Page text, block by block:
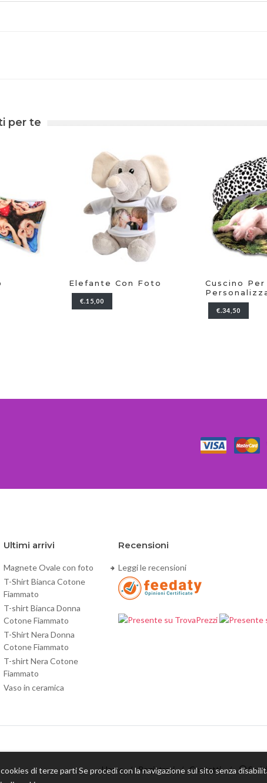
per te
Cuscino Per Cani
Personalizzato 100x70
€.34,50
Cappellino
€.9,20
Ultimi arrivi
Magnete Ovale con foto
T-Shirt Bianca Cotone
Fiammato
T-shirt Bianca Donna
Cotone Fiammato
T-Shirt Nera Donna
Cotone Fiammato
T-shirt Nera Cotone
Fiammato
Vaso in ceramica
Recensioni
Leggi le recensioni
Home / Registrati / Contatti /
di terze parti Se procedi con la navigazione sul sito senza